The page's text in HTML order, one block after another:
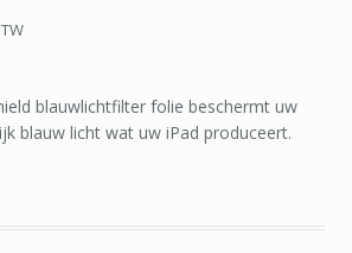
blauwlichtfilter folie beschermt uw
blauw licht wat uw iPad produceert.